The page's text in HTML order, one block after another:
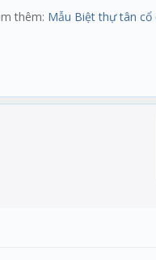
thêm: Mẫu Biệt thự tân cổ